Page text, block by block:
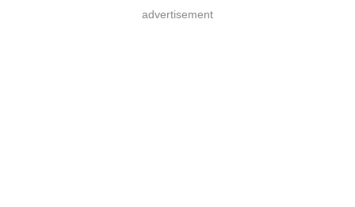
advertisement